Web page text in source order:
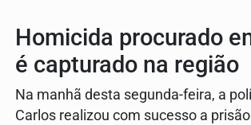
Homicida procurado
é capturado na região
Na manhã desta segunda-feira, a
Carlos realizou com sucesso a